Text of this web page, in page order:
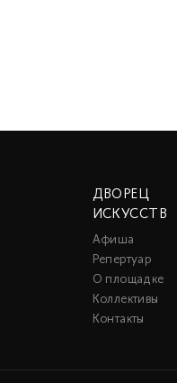
ДВОРЕЦ
ИСКУССТВ
Афиша
Репертуар
О площадке
Коллективы
Контакты